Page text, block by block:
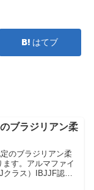
はてブ
ブラジリアン柔
のブラジリアン柔
す。アルマファイ
クラス）IBJJF認定